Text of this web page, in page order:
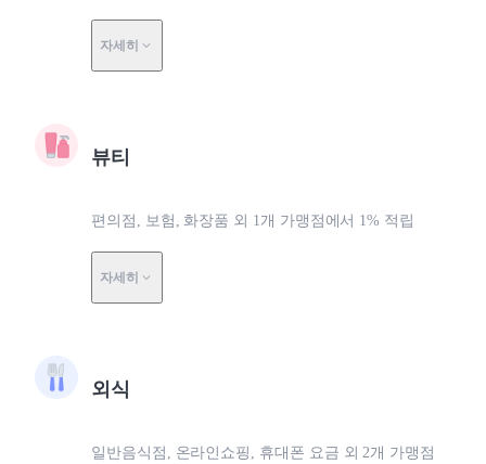
자세히
뷰티
편의점, 보험, 화장품 외 1개 가맹점에서 1% 적립
자세히
외식
일반음식점, 온라인쇼핑, 휴대폰 요금 외 2개 가맹점